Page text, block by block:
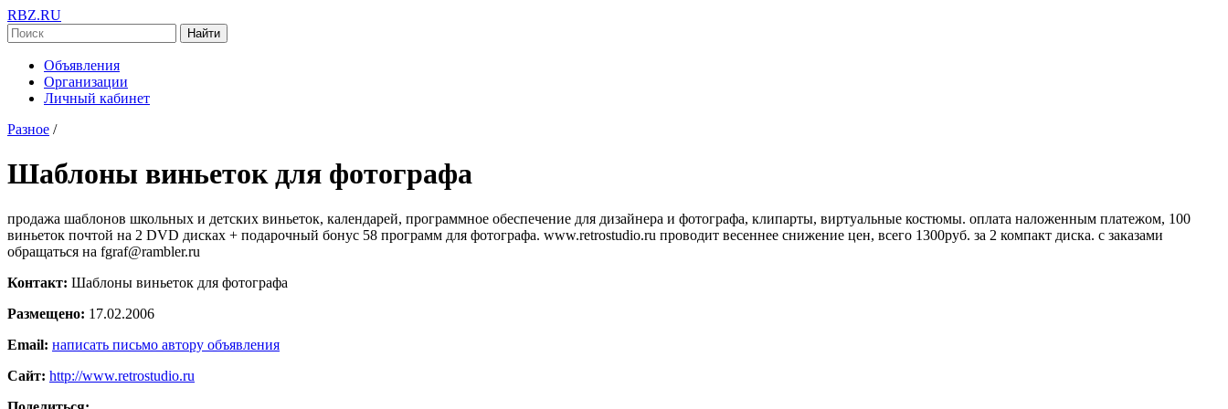
RBZ.RU
Найти
Объявления
Организации
Личный кабинет
Разное /
Шаблоны виньеток для фотографа
продажа шаблонов школьных и детских виньеток, календарей, программное обеспечение для дизайнера и фотографа, клипарты, виртуальные костюмы. оплата наложенным платежом, 100
виньеток почтой на 2 DVD дисках + подарочный бонус 58 программ для фотографа. www.retrostudio.ru проводит весеннее снижение цен, всего 1300руб. за 2 компакт диска. с заказами
обращаться на fgraf@rambler.ru
Контакт: Шаблоны виньеток для фотографа
Размещено: 17.02.2006
Email: написать письмо автору объявления
Сайт: http://www.retrostudio.ru